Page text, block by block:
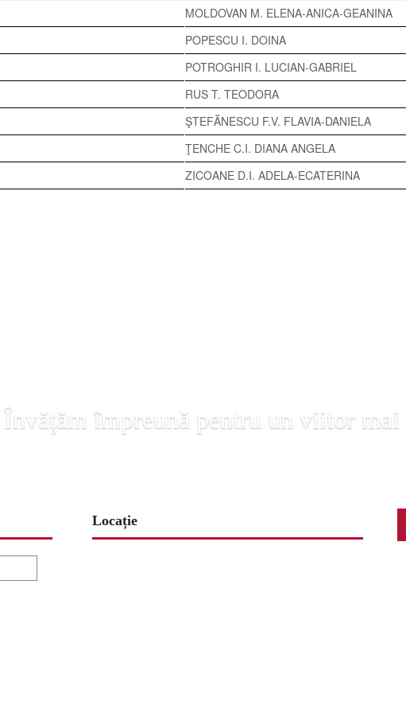
MOLDOVAN M. ELENA-ANICA-GEANINA
POPESCU I. DOINA
POTROGHIR I. LUCIAN-GABRIEL
RUS T. TEODORA
ŞTEFĂNESCU F.V. FLAVIA-DANIELA
ŢENCHE C.I. DIANA ANGELA
ZICOANE D.I. ADELA-ECATERINA
Învăţăm împreună pentru un viitor
Locație